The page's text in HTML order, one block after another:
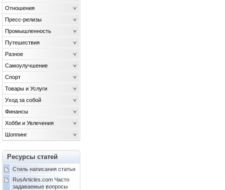
Отношения
Пресс-релизы
Промышленность
Путешествия
Разное
Самоулучшение
Спорт
Товары и Услуги
Уход за собой
Финансы
Хобби и Увлечения
Шоппинг
Ресурсы статей
Стиль написания статьи
RusArticles.com Часто
задаваемые вопросы